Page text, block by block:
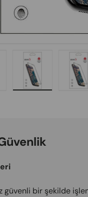
güvenli bir şekilde